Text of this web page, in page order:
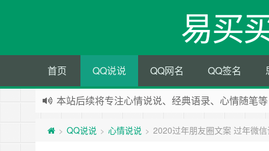
易买
首页 QQ说说 QQ网名 QQ签名
本站后续将专注心情说说、经典语录、心情随笔等
> QQ说说 > 心情说说 > 2020过年朋友圈文案 过年微